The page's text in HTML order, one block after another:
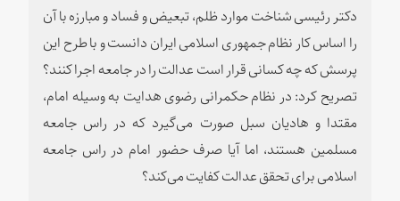
دکتر رئیسی شناخت موارد ظلم، تبعیض و فساد و مبارزه با آن
را اساس کار نظام جمهوری اسلامی ایران دانست و با طرح این
پرسش که چه کسانی قرار است عدالت را در جامعه اجرا کنند؟
تصریح کرد: در نظام حکمرانی رضوی هدایت به وسیله امام،
مقتدا و هادیان سبل صورت می‌گیرد که در راس جامعه
مسلمین هستند، اما آیا صرف حضور امام در راس جامعه
اسلامی برای تحقق عدالت کفایت می‌کند؟